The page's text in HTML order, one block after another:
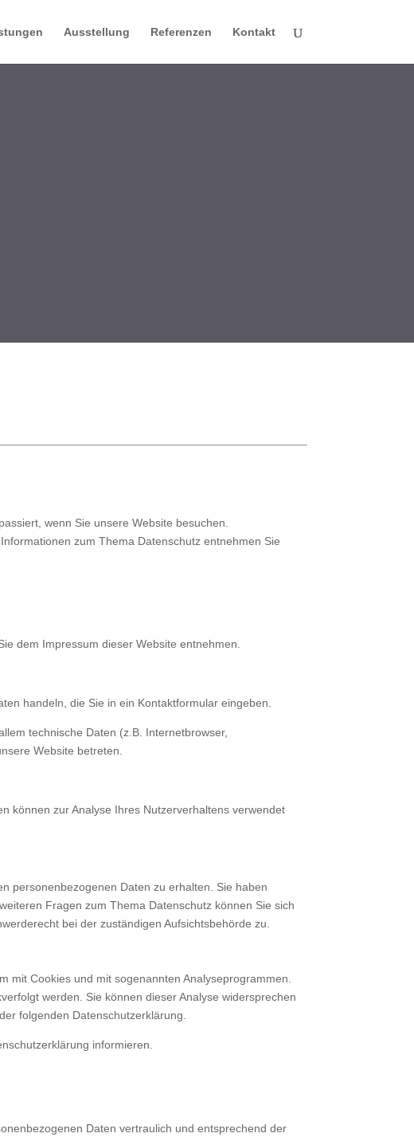
Ausstellung Referenzen Kontakt
wenn Sie unsere Website besuchen.
zum Thema Datenschutz entnehmen Sie
dem Impressum dieser Website entnehmen.
handeln, die Sie in ein Kontaktformular eingeben.
technische Daten (z.B. Internetbrowser,
Website betreten.
können zur Analyse Ihres Nutzerverhaltens verwendet
personenbezogenen Daten zu erhalten. Sie haben
Fragen zum Thema Datenschutz können Sie sich
bei der zuständigen Aufsichtsbehörde zu.
mit Cookies und mit sogenannten Analyseprogrammen.
werden. Sie können dieser Analyse widersprechen
folgenden Datenschutzerklärung.
informieren.
Daten vertraulich und entsprechend der